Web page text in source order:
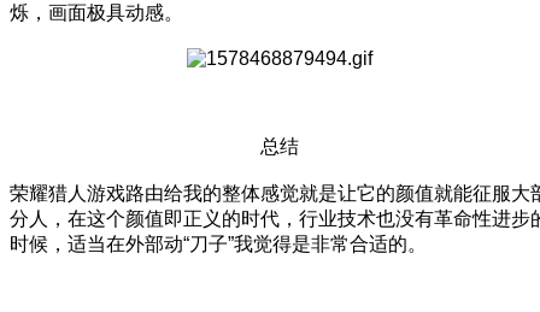
烁，画面极具动感。
总结
荣耀猎人游戏路由给我的整体感觉就是让它的颜值就能征服大
分人，在这个颜值即正义的时代，行业技术也没有革命性进步
时候，适当在外部动“刀子”我觉得是非常合适的。